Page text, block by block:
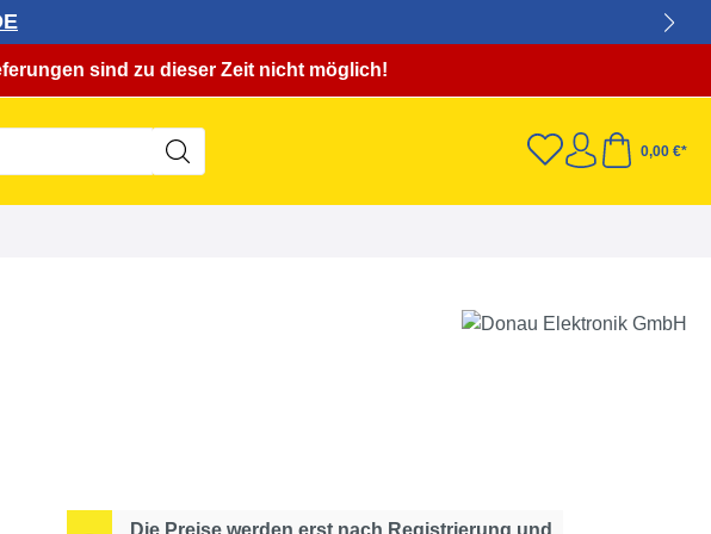
sind zu dieser Zeit nicht möglich!
0,00 €*
Die Preise werden erst nach Registrierung und